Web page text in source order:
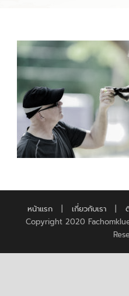
หน้าแรก | เกี่ยวกับเรา |
Copyright 2020